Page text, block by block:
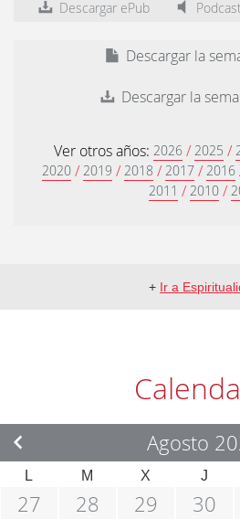
Descargar ePub Podcast
Descargar la
Descargar la
Ver otros años: 2026 / 2025 /
2020 / 2019 / 2018 / 2017 / 2016
2011 / 2010 /
+ Ir a
Agosto
L M X J
27 28 29 30